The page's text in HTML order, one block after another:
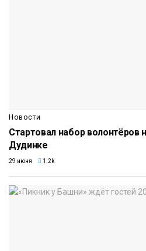
Новости
Стартовал набор волонтёров
Дудинке
29 июня 1.2k